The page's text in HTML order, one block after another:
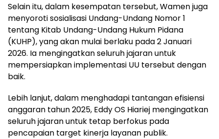
Selain itu, dalam kesempatan tersebut, Wamen juga
menyoroti sosialisasi Undang-Undang Nomor 1
tentang Kitab Undang-Undang Hukum Pidana
(KUHP), yang akan mulai berlaku pada 2 Januari
2026. Ia mengingatkan seluruh jajaran untuk
mempersiapkan implementasi UU tersebut dengan
baik.
Lebih lanjut, dalam menghadapi tantangan efisiensi
anggaran tahun 2025, Eddy OS Hiariej mengingatkan
seluruh jajaran untuk tetap berfokus pada
pencapaian target kinerja layanan publik.